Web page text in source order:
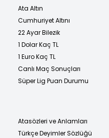
Ata Altın
Cumhuriyet Altını
22 Ayar Bilezik
1 Dolar Kaç TL
1 Euro Kaç TL
Canlı Maç Sonuçları
Süper Lig Puan Durumu
Atasözleri ve Anlamları
Türkçe Deyimler Sözlüğü